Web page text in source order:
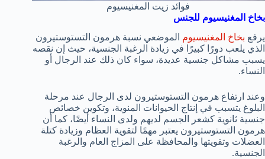
فوائد زيت المغنيسيوم
بخاخ المغنيسيوم للجنس
يرفع بخاخ المغنيسيوم الموضعي نسبة هرمون التستوستيرون
الذي يلعب دورًا كبيرًا في زيادة الرغبة الجنسية، حيث إن نقصه
يسبب مشاكل جنسية عديدة، سواء كان ذلك عند الرجال أو
النساء.
وعند ارتفاع هرمون التستوستيرون لدى الرجال عند مرحلة
البلوغ يتسبب في إنتاج الحيوانات المنوية، وتكوين خصائص
جنسية ثانوية كشعر الجسم لديهم ولدى النساء أيضًا، كما أن
هرمون التستوستيرون يعتبر مهمًا لتقوية العظام وزيادة كتلة
العضلات وتقويتها والمحافظة على المزاج العام والرغبة
الجنسية.